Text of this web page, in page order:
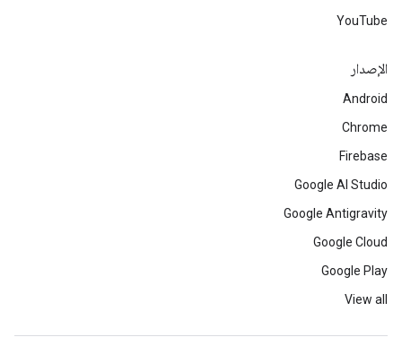
YouTube
الإصدار
Android
Chrome
Firebase
Google AI Studio
Google Antigravity
Google Cloud
Google Play
View all